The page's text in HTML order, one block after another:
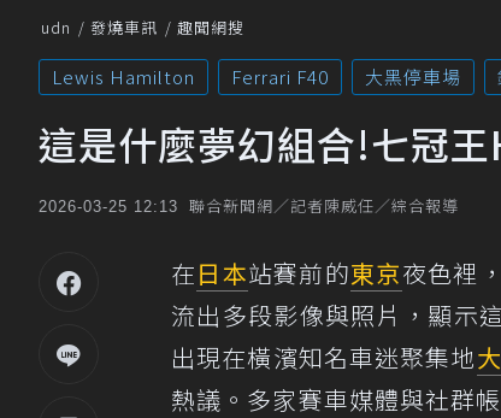
udn 發燒車訊 趣聞網搜
Lewis Hamilton Ferrari F40 大黑停車場
這是什麼夢幻組合!七冠
2026-03-25 12:13 聯合新聞網／記者陳威任／綜合報導
在日本站賽前的東京夜色裡，
流出多段影像與照片，顯示
出現在橫濱知名車迷聚集地
熱議。多家賽車媒體與社群